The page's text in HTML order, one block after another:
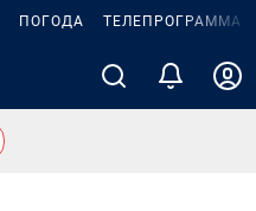
ПОГОДА ТЕЛЕПРОГРАММА